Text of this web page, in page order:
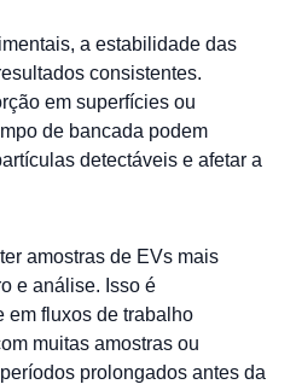
a estabilidade das
consistentes.
em superfícies ou
de bancada podem
detectáveis e afetar a
amostras de EVs mais
e análise. Isso é
em fluxos de trabalho
muitas amostras ou
prolongados antes da